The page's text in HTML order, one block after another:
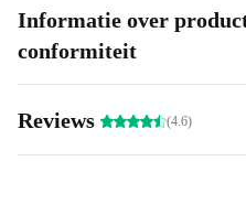
Informatie over
conformiteit
Reviews (4.6)